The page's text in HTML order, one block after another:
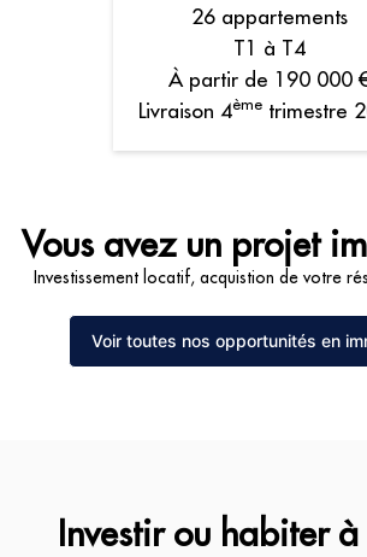
26 appartements
T1 à T4
À partir de 190 000
Livraison 4èmetrimestre
Vous avez un projet
Investissement locatif, acquistion de votre
Voir toutes nos opportunités en
Investir ou habiter à